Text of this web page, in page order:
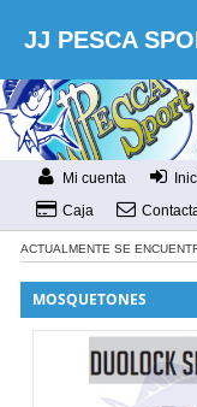
JJ PESCA
Mi cuenta
Caja
ACTUALMENTE SE
MOSQUETONES